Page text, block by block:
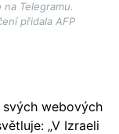
Telegramu.
přidala AFP
webových
„V Izraeli